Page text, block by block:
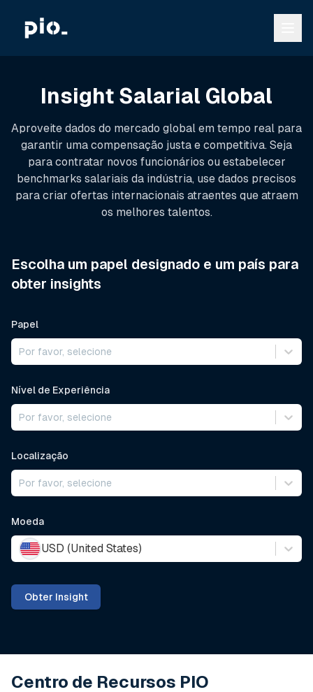
Insight Salarial Global
Aproveite dados do mercado global em tempo real para
garantir uma compensação justa e competitiva. Seja
para contratar novos funcionários ou estabelecer
benchmarks salariais da indústria, use dados precisos
para criar ofertas internacionais atraentes que atraem
os melhores talentos.
Escolha um papel designado e um país para
obter insights
Papel
Por favor, selecione
Nível de Experiência
Por favor, selecione
Localização
Por favor, selecione
Moeda
USD (United States)
Obter Insight
Centro de Recursos PIO